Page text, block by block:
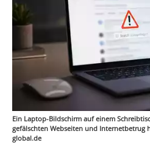
Ein Laptop-Bildschirm auf einem
gefälschten Webseiten und Internetbetrug
global.de